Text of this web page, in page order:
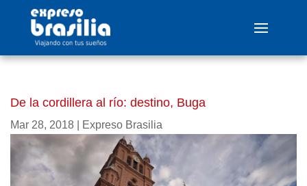
De la cordillera al río: destino, Buga
Mar 28, 2018 Expreso Brasilia